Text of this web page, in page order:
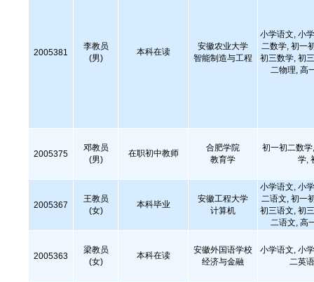
2005381
李教员
(男)
本科在读
安徽农业大学
智能制造与工程
小学语文, 小
二数学, 初一
初三数学, 初
二物理, 高
2005375
邓教员
(男)
在职初中教师
合肥学院
教育学
初一初二数
学,
2005367
王教员
(女)
本科毕业
安徽工程大学
计算机
小学语文, 小
二语文, 初一
初三语文, 初
二语文, 高
2005363
梁教员
(女)
本科在读
安徽外国语学校
经济与金融
小学语文, 小
二英